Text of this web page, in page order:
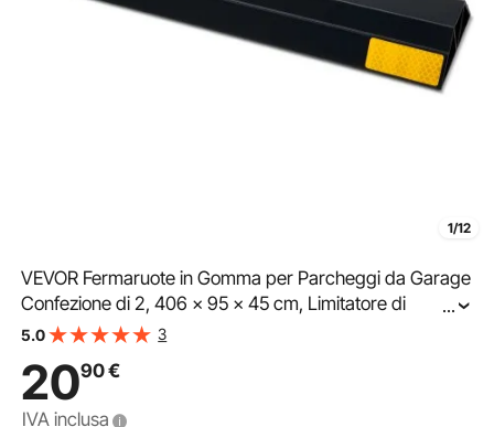
1/12
VEVOR Fermaruote in Gomma per Parcheggi da Garage
Confezione di 2, 406 x 95 x 45 cm, Limitatore di
Parcheggio con Strisce Riflettenti, Blocchi Fermi Ruota in
...
5.0 3
2090€
IVA inclusa